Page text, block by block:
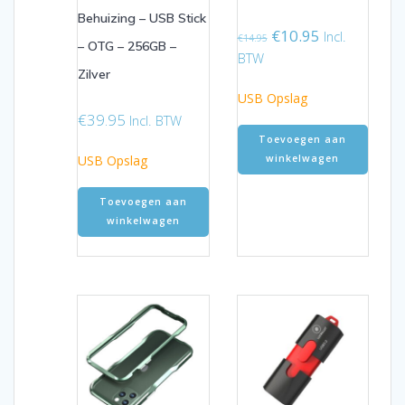
Behuizing – USB Stick
– OTG – 256GB –
Zilver
€39.95 Incl. BTW
USB Opslag
Toevoegen aan
winkelwagen
€14.95 Oorspronkelijke
€14.95.
€10.95 Huidige
Incl.
BTW
USB Opslag
Toevoegen aan
winkelwagen